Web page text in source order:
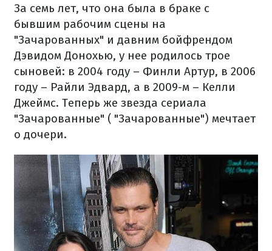
За семь лет, что она была в браке с
бывшим рабочим сцены на
"Зачарованных" и давним бойфрендом
Дэвидом Донохью, у нее родилось трое
сыновей: в 2004 году – Финли Артур, в 2006
году – Райли Эдвард, а в 2009-м – Келли
Джеймс. Теперь же звезда сериала
"Зачарованные" ( "Зачарованные") мечтает
о дочери.